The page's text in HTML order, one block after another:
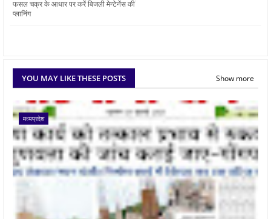
फसल चक्र के आधार पर करें बिजली मेन्टेनेंस की
प्लानिंग
YOU MAY LIKE THESE POSTS Show more
मध्यप्रदेश